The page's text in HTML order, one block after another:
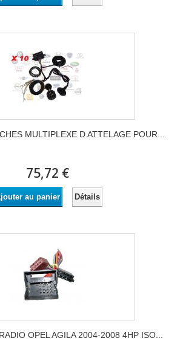
MULTIPLEXE D ATTELAGE POUR...
75,72 €
au panier Détails
OPEL AGILA 2004-2008 4HP ISO...